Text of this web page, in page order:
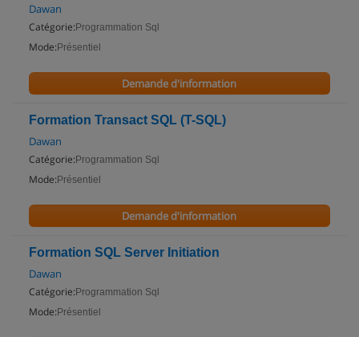
Dawan
Catégorie: Programmation Sql
Mode: Présentiel
Demande d'information
Formation Transact SQL (T-SQL)
Dawan
Catégorie: Programmation Sql
Mode: Présentiel
Demande d'information
Formation SQL Server Initiation
Dawan
Catégorie: Programmation Sql
Mode: Présentiel